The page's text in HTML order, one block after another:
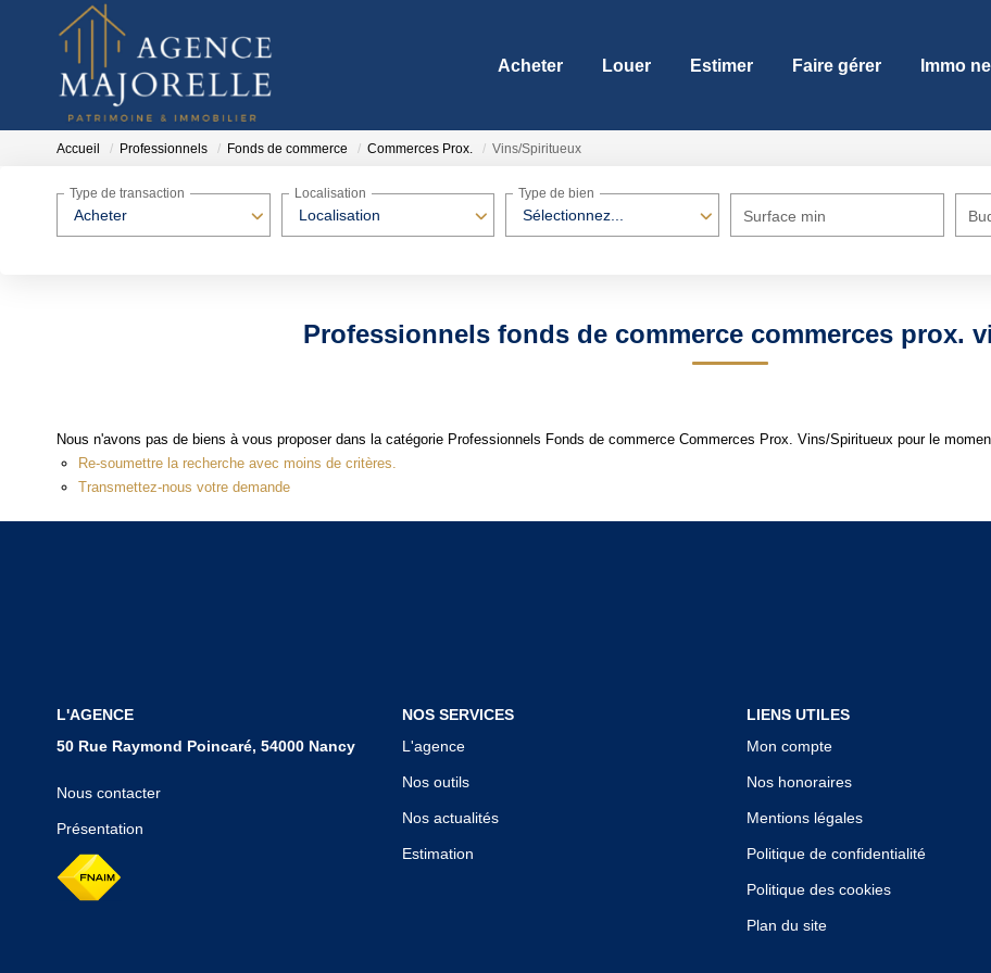
Acheter Louer Estimer Faire gérer Immo
Accueil Professionnels Fonds de commerce Commerces Prox. Vins/Spiritueux
Acheter
Type de transaction
Localisation
Localisation
Sélectionnez...
Type de bien
Surface min
Professionnels fonds de commerce commerces prox.
Nous n'avons pas de biens à vous proposer dans la catégorie Professionnels Fonds de commerce Commerces Prox. Vins/Spiritueux pour le
Re-soumettre la recherche avec moins de critères.
Transmettez-nous votre demande
L'AGENCE
50 Rue Raymond Poincaré, 54000 Nancy
Nous contacter
Présentation
NOS SERVICES
L'agence
Nos outils
Nos actualités
Estimation
LIENS UTILES
Mon compte
Nos honoraires
Mentions légales
Politique de confidentialité
Politique des cookies
Plan du site